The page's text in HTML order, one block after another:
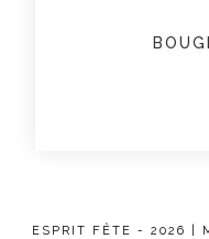
ESPRIT FÊTE - 2026 |